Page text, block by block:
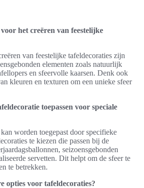
het creëren van feestelijke
van feestelijke tafeldecoraties zijn
elementen zoals natuurlijk
en sfeervolle kaarsen. Denk ook
kleuren en texturen om een unieke sfeer
toepassen voor speciale
worden toegepast door specifieke
te kiezen die passen bij de
seizoensgebonden
servetten. Dit helpt om de sfeer te
te betrekken.
voor tafeldecoraties?